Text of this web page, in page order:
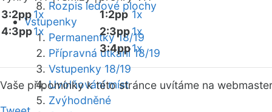
Rozpis ledové plochy
Vstupenky
Permanentky 18/19
Přípravná utkání 18/19
Vstupenky 18/19
Uvolňování míst
Zvýhodněné
3:2pp1x
4:3pp1x
1:2pp 1x
2:3pp1x
3:4pp1x
Vaše připomínky k této stránce uvítáme na webmaster